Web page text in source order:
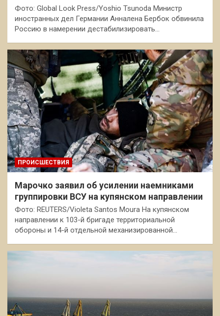
Фото: Global Look Press/Yoshio Tsunoda Министр
иностранных дел Германии Анналена Бербок обвинила
Россию в намерении дестабилизировать…
ПРОИСШЕСТВИЯ
Марочко заявил об усилении наемниками
группировки ВСУ на купянском направлении
Фото: REUTERS/Violeta Santos Moura На купянском
направлении к 103-й бригаде территориальной
обороны и 14-й отдельной механизированной…